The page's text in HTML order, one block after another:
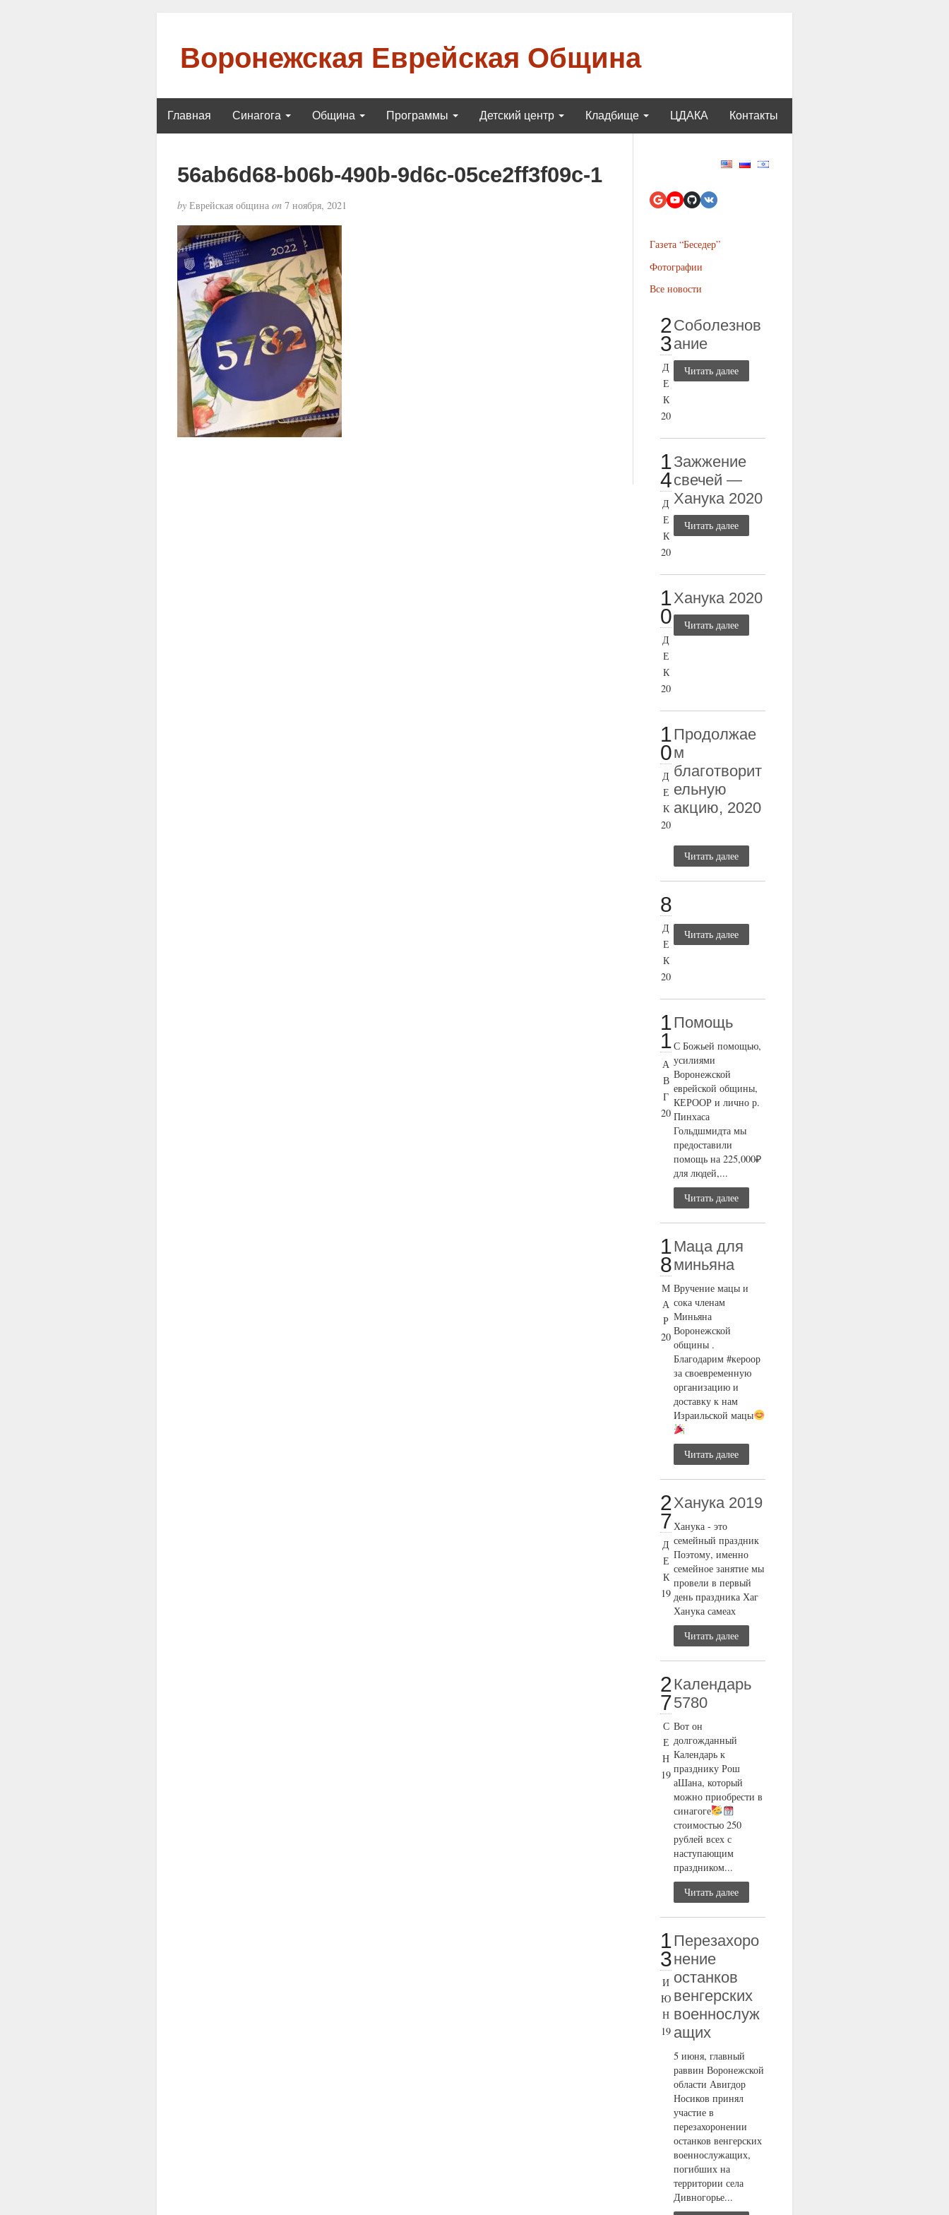
Воронежская Еврейская Община
Главная Синагога Община Программы Детский центр Кладбище ЦДАКА Контакты
56ab6d68-b06b-490b-9d6c-05ce2ff3f09c-1
byЕврейская община on7 ноября, 2021
Газета “Беседер”
Фотографии
Все новости
2
3
Д
Е
К
20
Соболезнов
ание
Читать далее
1
4
Д
Е
К
20
Зажжение
свечей —
Ханука 2020
Читать далее
1
0
Д
Е
К
20
Ханука 2020
Читать далее
1
0
Д
Е
К
20
Продолжае
м
благотворит
ельную
акцию, 2020
Читать далее
8
Д
Е
К
20
Читать далее
1
1
А
В
Г
20
Помощь
С Божьей помощью,
усилиями
Воронежской
еврейской общины,
КЕРООР и лично р.
Пинхаса
Гольдшмидта мы
предоставили
помощь на 225,000₽
для людей,...
Читать далее
1
8
М
А
Р
20
Маца для
миньяна
Вручение мацы и
сока членам
Миньяна
Воронежской
общины .
Благодарим #кероор
за своевременную
организацию и
доставку к нам
Израильской мацы
Читать далее
2
7
Д
Е
К
19
Ханука 2019
Ханука - это
семейный праздник
Поэтому, именно
семейное занятие мы
провели в первый
день праздника Хаг
Ханука самеах
Читать далее
2
7
С
Е
Н
19
Календарь
5780
Вот он
долгожданный
Календарь к
празднику Рош
аШана, который
можно приобрести в
синагоге
стоимостью 250
рублей всех с
наступающим
праздником...
Читать далее
1
3
И
Ю
Н
19
Перезахоро
нение
останков
венгерских
военнослуж
ащих
5 июня, главный
раввин Воронежской
области Авигдор
Носиков принял
участие в
перезахоронении
останков венгерских
военнослужащих,
погибших на
территории села
Дивногорье...